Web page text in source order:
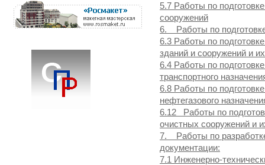
5.7 Работы по
сооружений
6. Работы по
6.3 Работы по
зданий и сооружений и
6.4 Работы по
транспортного
6.8 Работы по
нефтегазового
6.12 Работы по
очистных сооружений и
7. Работы по
документации:
7.1 Инженерно-